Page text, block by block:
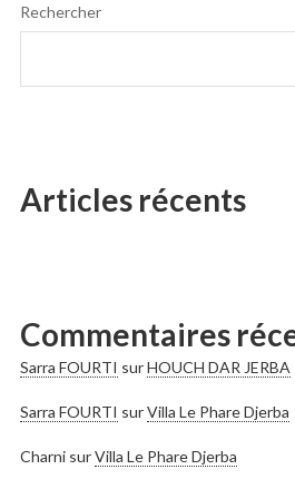
Rechercher
Articles récents
Commentaires
Sarra FOURTI surHOUCH DAR JERBA
Sarra FOURTI surVilla Le Phare Djerba
CharnisurVilla Le Phare Djerba